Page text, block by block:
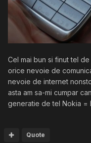
Cel mai bun si finut tel
orice nevoie de
nevoie de internet
asta am sa-mi cumpar
generatie de tel Nokia =
Quote